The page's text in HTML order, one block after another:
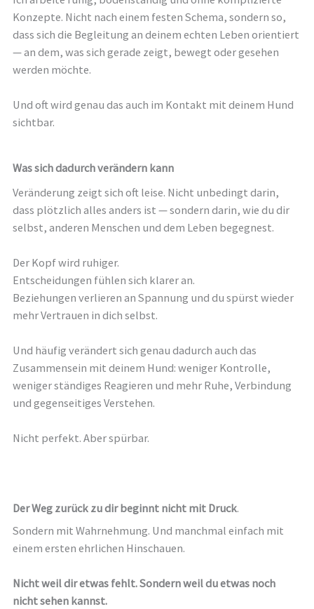
Konzepte. Nicht nach einem festen Schema, sondern so,
dass sich die Begleitung an deinem echten Leben orientiert
— an dem, was sich gerade zeigt, bewegt oder gesehen
werden möchte.
Und oft wird genau das auch im Kontakt mit deinem Hund
sichtbar.
Was sich dadurch verändern kann
Veränderung zeigt sich oft leise. Nicht unbedingt darin,
dass plötzlich alles anders ist — sondern darin, wie du dir
selbst, anderen Menschen und dem Leben begegnest.
Der Kopf wird ruhiger.
Entscheidungen fühlen sich klarer an.
Beziehungen verlieren an Spannung und du spürst wieder
mehr Vertrauen in dich selbst.
Und häufig verändert sich genau dadurch auch das
Zusammensein mit deinem Hund: weniger Kontrolle,
weniger ständiges Reagieren und mehr Ruhe, Verbindung
und gegenseitiges Verstehen.
Nicht perfekt. Aber spürbar.
Der Weg zurück zu dir beginnt nicht mit Druck.
Sondern mit Wahrnehmung. Und manchmal einfach mit
einem ersten ehrlichen Hinschauen.
Nicht weil dir etwas fehlt. Sondern weil du etwas noch
nicht sehen kannst.